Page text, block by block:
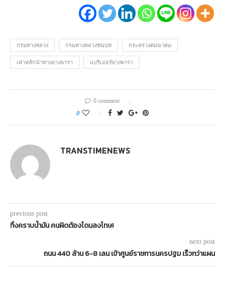
กรมทางหลวง กรมทางหลวงชนบท กระทรวงคมนาคม
เสาหลักนำทางยางพารา แบริเออร์ยางพารา
0 comment
0
TRANSTIMENEWS
previous post
ทิ้งคราบน้ำมัน คนผิดต้องโดนลงโทษ!
next post
ถนน 440 ล้าน 6-8 เลน เข้าศูนย์ราชการนครปฐม เร็วกว่าแผน